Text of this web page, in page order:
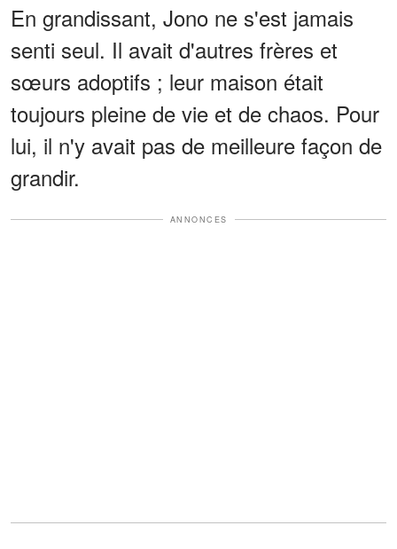
En grandissant, Jono ne s'est jamais
senti seul. Il avait d'autres frères et
sœurs adoptifs ; leur maison était
toujours pleine de vie et de chaos. Pour
lui, il n'y avait pas de meilleure façon de
grandir.
ANNONCES